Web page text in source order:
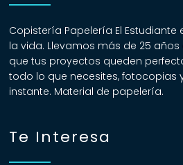
Copistería Papelería El
la vida. Llevamos más de 25
que tus proyectos queden
todo lo que necesites, fotocopias
instante. Material de papelería.
Te Interesa